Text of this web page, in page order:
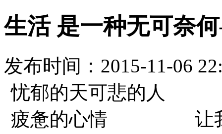
生活 是一种无可奈
发布时间： 2015-11-06
忧郁的天可悲
疲惫的心情 让